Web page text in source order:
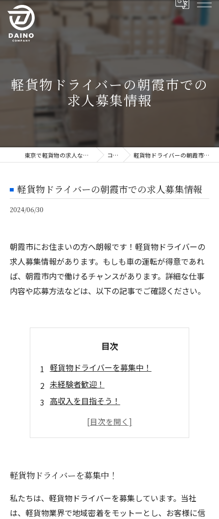
軽貨物ドライバーの朝霞市での
求人募集情報
東京で軽貨物の求人ならDAINO株式会社 コラム 軽貨物ドライバーの朝霞市での求人募集情報
軽貨物ドライバーの朝霞市での求人募集情報
2024/06/30
朝霞市にお住まいの方へ朗報です！軽貨物ドライバーの
求人募集情報があります。もしも車の運転が得意であれ
ば、朝霞市内で働けるチャンスがあります。詳細な仕事
内容や応募方法などは、以下の記事でご確認ください。
目次
軽貨物ドライバーを募集中！
未経験者歓迎！
高収入を目指そう！
安定した職場で働こう！
軽貨物ドライバーを募集中！
私たちは、軽貨物ドライバーを募集しています。当社
は、軽貨物業界で地域密着をモットーとし、お客様に信